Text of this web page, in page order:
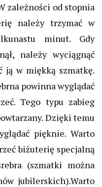
zależności od stopnia
należy trzymać w
minut. Gdy
należy wyciągnąć
ją w miękką szmatkę.
powinna wyglądać
Tego typu zabieg
Dzięki temu
pięknie. Warto
biżuterię specjalną
(szmatki można
jubilerskich).Warto